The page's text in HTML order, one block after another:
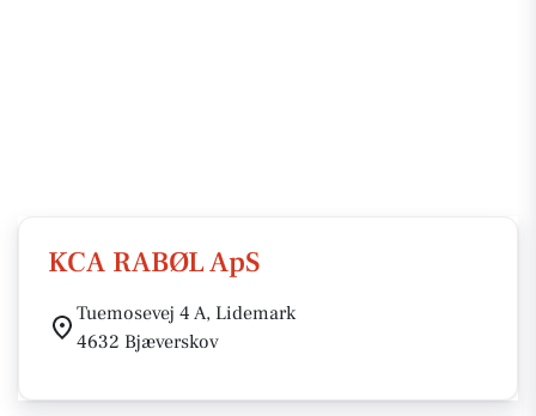
KCA RABØL ApS
Tuemosevej 4 A, Lidemark
4632 Bjæverskov